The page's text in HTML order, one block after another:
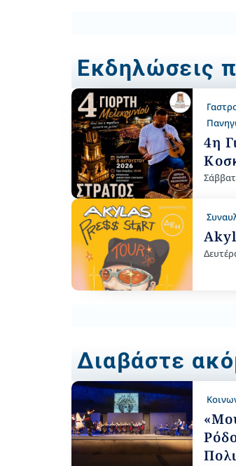
Εκδηλώσεις
4η
Διαβάστε